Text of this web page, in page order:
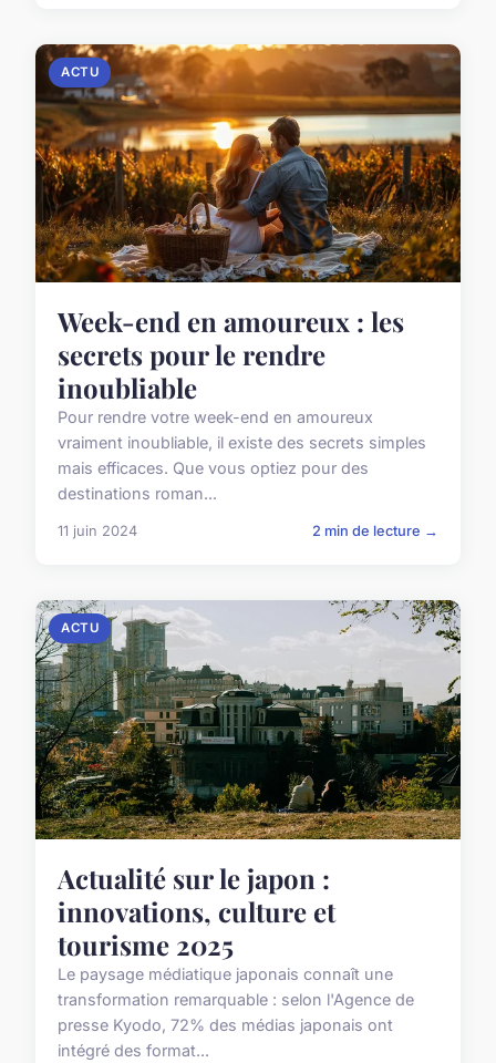
ACTU
Week-end en amoureux : les
secrets pour le rendre
inoubliable
Pour rendre votre week-end en amoureux
vraiment inoubliable, il existe des secrets simples
mais efficaces. Que vous optiez pour des
destinations roman...
11 juin 2024 2 min de lecture →
ACTU
Actualité sur le japon :
innovations, culture et
tourisme 2025
Le paysage médiatique japonais connaît une
transformation remarquable : selon l'Agence de
presse Kyodo, 72% des médias japonais ont
intégré des format...